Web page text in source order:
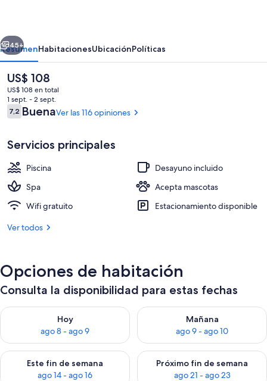
Desayuno completo incluido todos
Siguiente
45+
ResumenHabitacionesUbicaciónPolíticas
El
precio
actual
es
de
US$ 108
US$ 108 en total
1 sept. - 2 sept.
Opiniones
7,27,2 de 10
BuenaVer las 116 opiniones
Servicios principales
Piscina
Desayuno incluido
Spa
Acepta mascotas
Wifi gratuito
Estacionamiento disponible
Ver todos
Opciones de habitación
Consulta la disponibilidad para estas fechas
Hoy
ago 8 - ago 9
Consulta la disponibilidad para hoy ago 8 - ago 9
Mañana
ago 9 - ago 10
Consulta la disponibilidad
Este fin de semana
ago 14 - ago 16
Consulta la disponibilidad para este fin de semana ago 14 -
Próximo fin de semana
ago 21 - ago 23
Consulta la disponibilidad